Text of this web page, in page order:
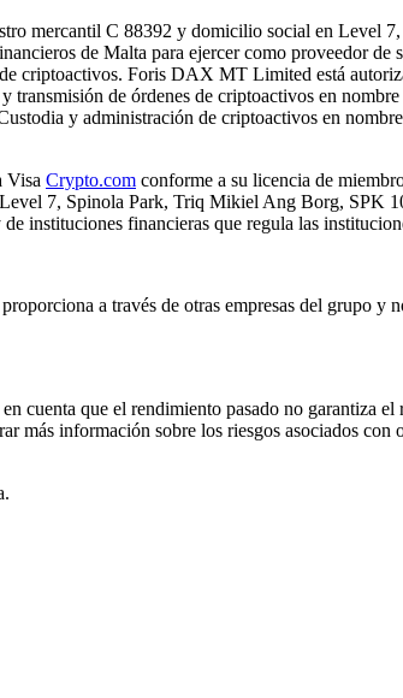
mercantil C 88392 y domicilio social en Level
de Malta para ejercer como proveedor
criptoactivos. Foris DAX MT Limited está
de órdenes de criptoactivos en
y administración de criptoactivos en
Visa Crypto.com conforme a su licencia de
7, Spinola Park, Triq Mikiel Ang Borg, SPK
instituciones financieras que regula las
proporciona a través de otras empresas del grupo y
cuenta que el rendimiento pasado no garantiza
más información sobre los riesgos asociados con